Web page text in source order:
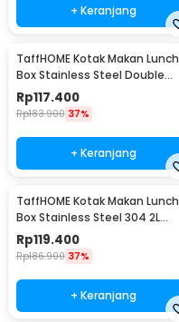
+ Keranjang
TaffHOME Kotak Makan Lunch
Box Stainless Steel Double
Layer 1.4L Grid 4 - J274
Rp117.400
Rp183.900 37%
+ Keranjang
TaffHOME Kotak Makan Lunch
Box Stainless Steel 304 2L
Single Compartment - HS233
Rp119.400
Rp186.900 37%
+ Keranjang